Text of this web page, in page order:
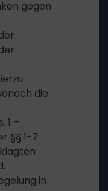
gegen
die
1 –
§§ 1-7
in